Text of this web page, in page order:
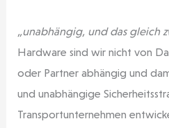
„unabhängig, und das gleich
Hardware sind wir nicht von
oder Partner abhängig und
und unabhängige
Transportunternehmen